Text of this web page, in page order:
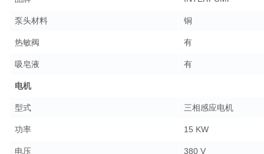
泵头材料 铜
热敏阀 有
吸皂液 有
电机
型式 三相感应电机
功率 15 KW
电压 380 V